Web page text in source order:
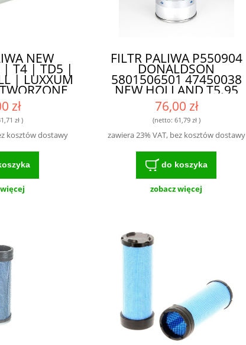
NEW
| T4 | TD5 |
| LUXXUM
zł
zł)
kosztów dostawy
FILTR PALIWA P550904
DONALDSON
5801506501 47450038
NEW HOLLAND T5.95
T5.100 T5.105 T5.110
T5.115 T5.120 T4 DPF
CASE FARMALL DPF -
ZAAWANSOWANA
TECHNOLOGIA FILTRACJI
DLA ROLNICTWA
76,00 zł
(netto: 61,79 zł)
zawiera 23% VAT, bez kosztów dostawy
do koszyka
zobacz więcej